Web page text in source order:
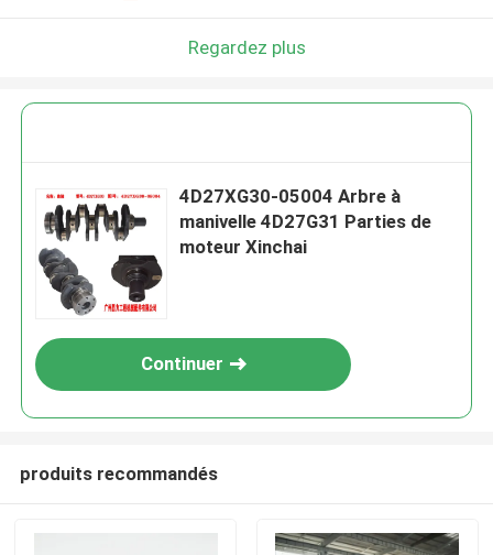
Regardez plus
4D27XG30-05004 Arbre à
manivelle 4D27G31 Parties de
moteur Xinchai
Continuer
produits recommandés